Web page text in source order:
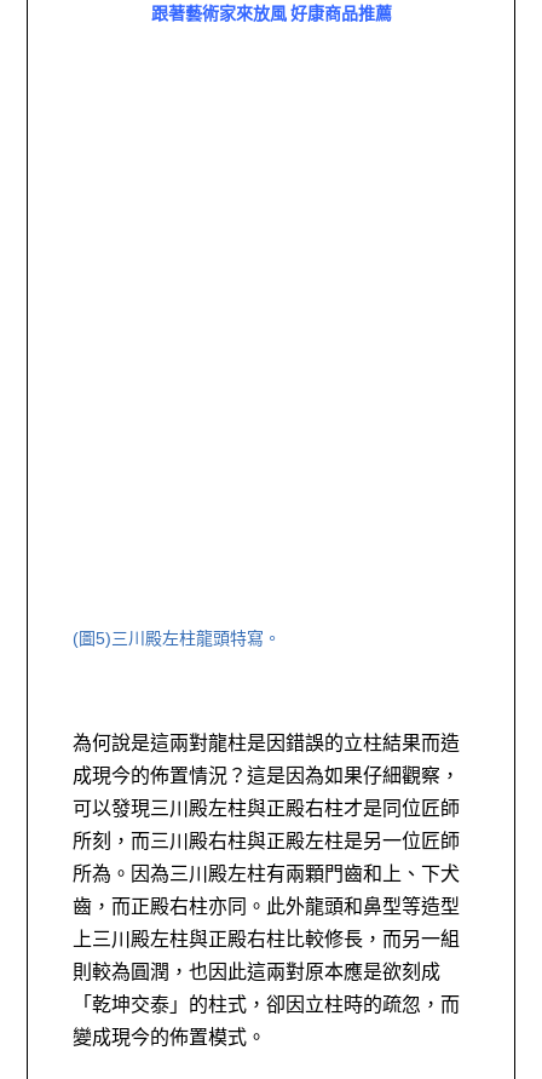
跟著藝術家來放風 好康商品推薦
(圖5)三川殿左柱龍頭特寫。
為何說是這兩對龍柱是因錯誤的立柱結果而造
成現今的佈置情況？這是因為如果仔細觀察，
可以發現三川殿左柱與正殿右柱才是同位匠師
所刻，而三川殿右柱與正殿左柱是另一位匠師
所為。因為三川殿左柱有兩顆門齒和上、下犬
齒，而正殿右柱亦同。此外龍頭和鼻型等造型
上三川殿左柱與正殿右柱比較修長，而另一組
則較為圓潤，也因此這兩對原本應是欲刻成
「乾坤交泰」的柱式，卻因立柱時的疏忽，而
變成現今的佈置模式。